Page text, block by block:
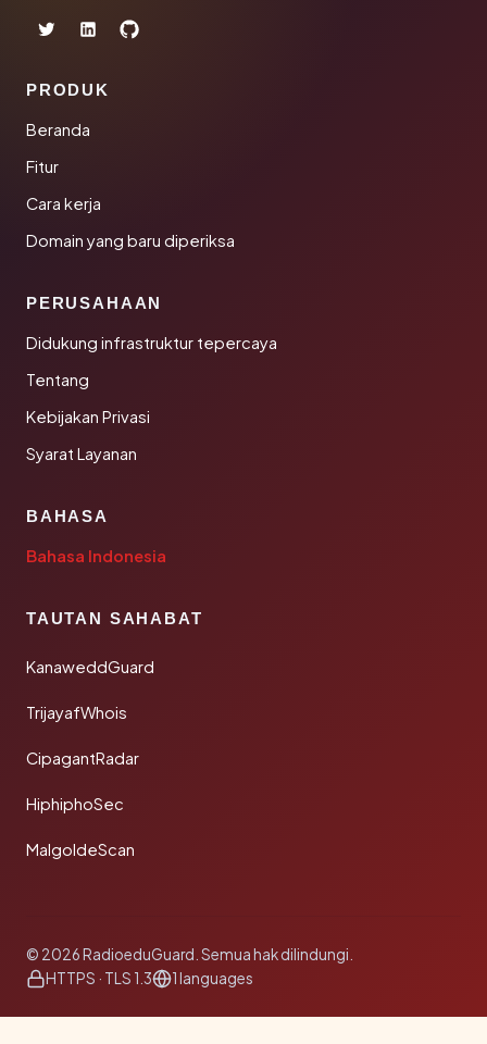
PRODUK
Beranda
Fitur
Cara kerja
Domain yang baru diperiksa
PERUSAHAAN
Didukung infrastruktur tepercaya
Tentang
Kebijakan Privasi
Syarat Layanan
BAHASA
Bahasa Indonesia
TAUTAN SAHABAT
KanaweddGuard
TrijayafWhois
CipagantRadar
HiphiphoSec
MalgoldeScan
© 2026 RadioeduGuard. Semua hak dilindungi.
HTTPS · TLS 1.3
1 languages